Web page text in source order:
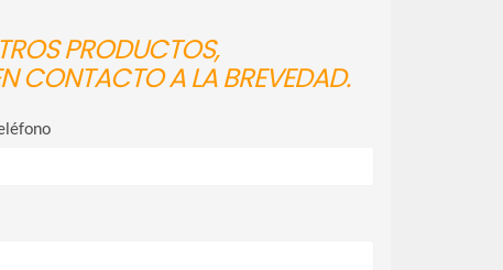
PRODUCTOS,
CONTACTO A LA BREVEDAD.